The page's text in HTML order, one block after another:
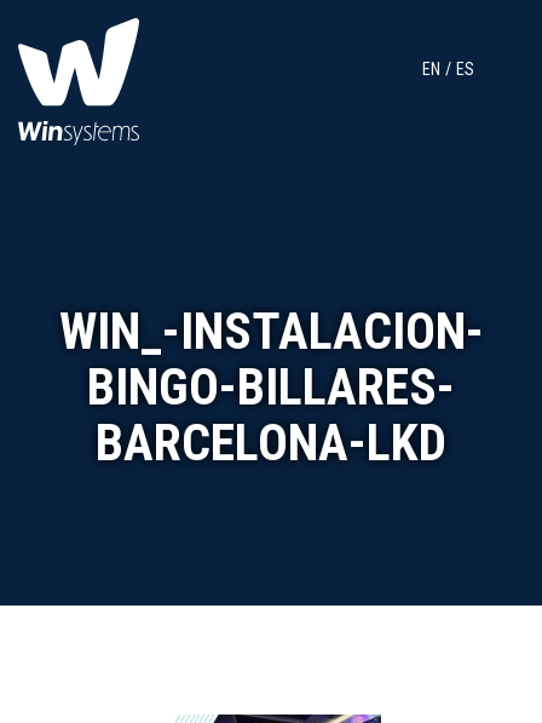
EN ES
WIN_-INSTALACION-
BINGO-BILLARES-
BARCELONA-LKD